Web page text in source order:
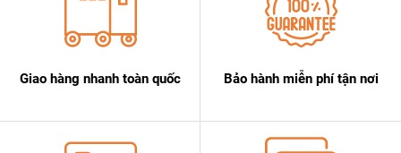
Giao hàng nhanh toàn quốc Bảo hành miễn phí tận nơi